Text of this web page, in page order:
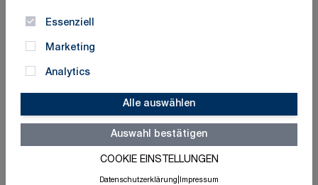
Essenziell
Marketing
Analytics
Alle auswählen
Auswahl bestätigen
COOKIE EINSTELLUNGEN
Datenschutzerklärung Impressum
Schnelle Lieferung
Made in Germany
ISO-zertifizierte Qualität
Produktvariation wählen